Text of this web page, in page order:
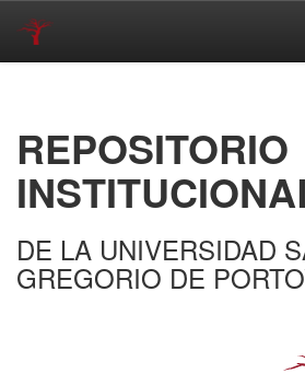
REPOSITORIO
DE LA UNIVERSIDAD
GREGORIO DE